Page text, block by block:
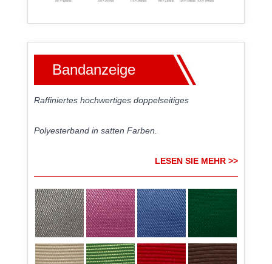
Bandanzeige
Raffiniertes hochwertiges doppelseitiges
Polyesterband in satten Farben.
LESEN SIE MEHR >>